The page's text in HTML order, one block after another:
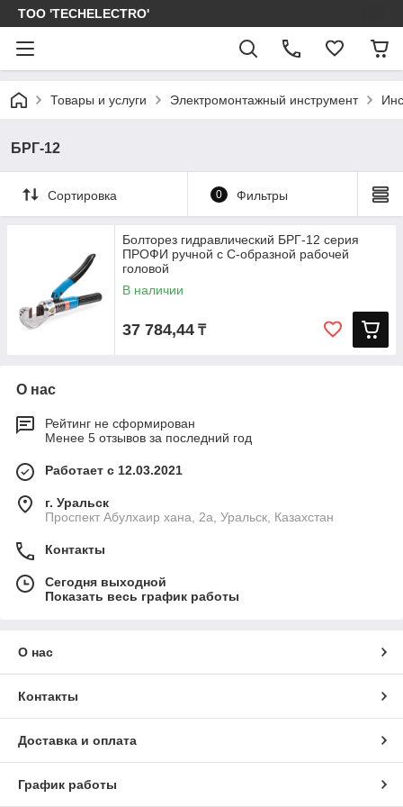
ТОО 'TECHELECTRO'
Товары и услуги Электромонтажный инструмент
БРГ-12
Сортировка 0 Фильтры
Болторез гидравлический БРГ-12 серия
ПРОФИ ручной с С-образной рабочей
головой
В наличии
37 784,44 ₸
О нас
Рейтинг не сформирован
Менее 5 отзывов за последний год
Работает с 12.03.2021
г. Уральск
Проспект Абулхаир хана, 2а, Уральск, Казахстан
Контакты
Сегодня выходной
Показать весь график работы
О нас
Контакты
Доставка и оплата
График работы